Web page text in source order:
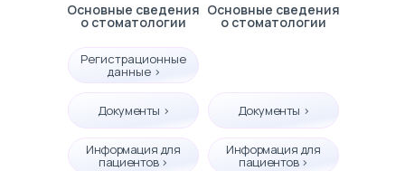
Документы >
Информация для
пациентов >
Основные сведения
о стоматологии
Информация для
пациентов >
Документы >
Регистрационные
данные >
Основные сведения
о стоматологии